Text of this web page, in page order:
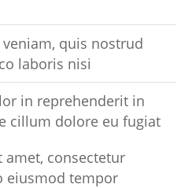
quis nostrud
laboris nisi
in reprehenderit in
cillum dolore eu fugiat
consectetur
eiusmod tempor